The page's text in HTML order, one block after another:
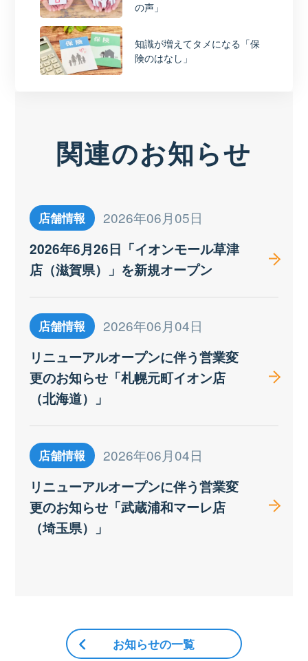
の声」
知識が増えてタメになる「保
険のはなし」
関連のお知らせ
店舗情報
2026年06月05日
2026年6月26日「イオンモール草津
店（滋賀県）」を新規オープン
店舗情報
2026年06月04日
リニューアルオープンに伴う営業変
更のお知らせ「札幌元町イオン店
（北海道）」
店舗情報
2026年06月04日
リニューアルオープンに伴う営業変
更のお知らせ「武蔵浦和マーレ店
（埼玉県）」
お知らせの一覧